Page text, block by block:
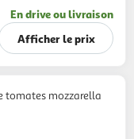
En drive ou livraison
Afficher le prix
tomates mozzarella